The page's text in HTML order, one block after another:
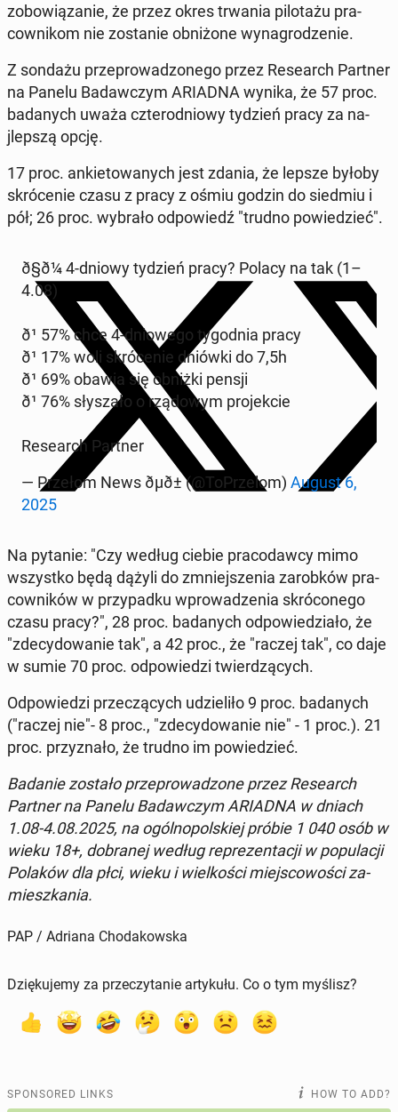
zobow­iązanie, że przez okres trwania pi­lotażu pra­
cown­ikom nie zostanie ob­niżone wyna­grodze­nie.
Z sondażu przeprowad­zonego przez Re­search Partner
na Panelu Badaw­czym ARIADNA wynika, że 57 proc.
badanych uważa czterod­niowy tydzień pracy za na­
jlep­szą opcję.
17 proc. anki­etowanych jest zdania, że lepsze byłoby
skróce­nie czasu z pracy z ośmiu godzin do siedmiu i
pół; 26 proc. wybrało odpowiedź "trudno powiedzieć".
ð§‍ð¼ 4-dniowy tydzień pracy? Polacy na tak (1–
4.08)
ð¹ 57% chce 4-dniowego ty­god­nia pracy
ð¹ 17% woli skróce­nie dniówki do 7,5h
ð¹ 69% obawia się obniżki pensji
ð¹ 76% słysza­ło o rzą­dowym pro­jek­cie
Re­search Partner
— Przełom News ðµð± (@ToPrzelom) August 6,
2025
Na pytanie: "Czy według ciebie pra­co­daw­cy mimo
wszys­tko będą dążyli do zm­niejszenia zarobków pra­
cown­ików w przy­pad­ku wprowadzenia skró­conego
czasu pracy?", 28 proc. badanych odpowiedzi­ało, że
"zde­cy­dowanie tak", a 42 proc., że "raczej tak", co daje
w sumie 70 proc. odpowiedzi twierdzą­cych.
Odpowiedzi przeczą­cych udzieliło 9 proc. badanych
("raczej nie"- 8 proc., "zde­cy­dowanie nie" - 1 proc.). 21
proc. przyz­nało, że trudno im powiedzieć.
Badanie zostało przeprowad­zone przez Re­search
Partner na Panelu Badaw­czym ARIADNA w dniach
1.08-4.08.2025, na ogólnopol­skiej próbie 1 040 osób w
wieku 18+, do­branej według reprezen­tacji w pop­u­lacji
Polaków dla płci, wieku i wielkoś­ci miejs­cowoś­ci za­
mieszka­nia.
PAP / Adriana Chodakowska
Dziękujemy za przeczytanie artykułu. Co o tym myślisz?
SPONSORED LINKS HOW TO ADD?